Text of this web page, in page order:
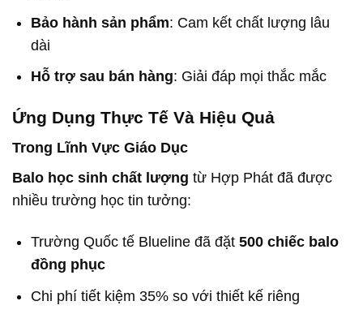
Bảo hành sản phẩm: Cam kết chất lượng lâu
dài
Hỗ trợ sau bán hàng: Giải đáp mọi thắc mắc
Ứng Dụng Thực Tế Và Hiệu Quả
Trong Lĩnh Vực Giáo Dục
Balo học sinh chất lượng từ Hợp Phát đã được
nhiều trường học tin tưởng:
Trường Quốc tế Blueline đã đặt 500 chiếc balo
đồng phục
Chi phí tiết kiệm 35% so với thiết kế riêng